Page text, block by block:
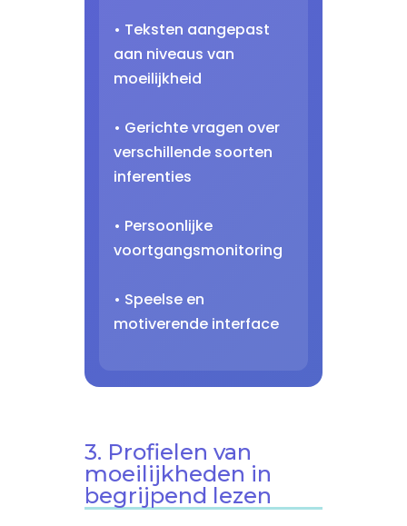
• Teksten aangepast
aan niveaus van
moeilijkheid
• Gerichte vragen over
verschillende soorten
inferenties
• Persoonlijke
voortgangsmonitoring
• Speelse en
motiverende interface
3. Profielen van
moeilijkheden in
begrijpend lezen